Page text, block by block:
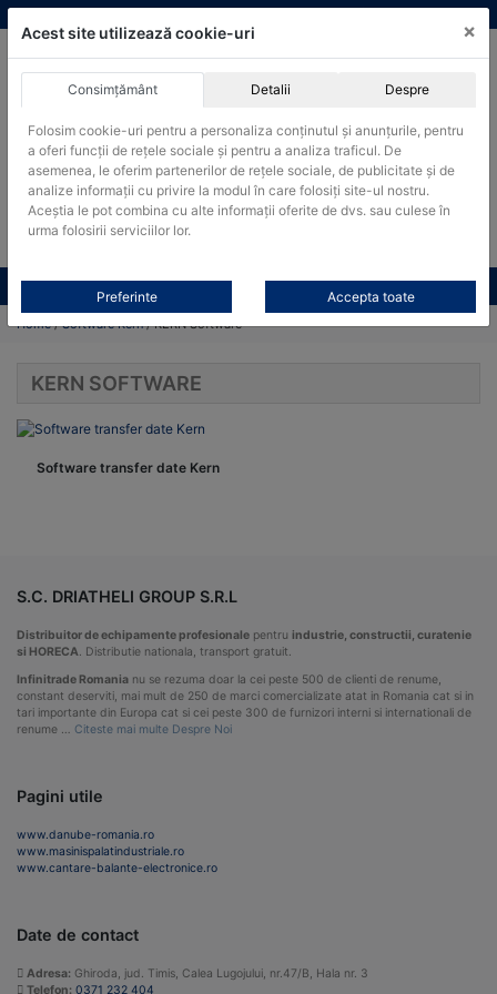
Skip
to
Produsele pot fi achizitionate si in sistemul SEAP / SICAP
Products
search
CAUTARE
Toate produsele CONTACT
Home/Software Kern/ KERN Software
KERN SOFTWARE
Software transfer date Kern
S.C. DRIATHELI GROUP S.R.L
Distribuitor de echipamente profesionale pentru industrie, constructii, curatenie
si HORECA. Distributie nationala, transport gratuit.
Infinitrade Romania nu se rezuma doar la cei peste 500 de clienti de renume,
constant deserviti, mai mult de 250 de marci comercializate atat in Romania cat si in
tari importante din Europa cat si cei peste 300 de furnizori interni si internationali de
renume … Citeste mai multe Despre Noi
Pagini utile
www.danube-romania.ro
www.masinispalatindustriale.ro
www.cantare-balante-electronice.ro
Date de contact
Adresa: Ghiroda, jud. Timis, Calea Lugojului, nr.47/B, Hala nr. 3
Telefon: 0371 232 404
Acest site utilizează cookie-uri ×
Consimțământ Detalii Despre
Folosim cookie-uri pentru a personaliza conținutul și anunțurile, pentru
a oferi funcții de rețele sociale și pentru a analiza traficul. De
asemenea, le oferim partenerilor de rețele sociale, de publicitate și de
analize informații cu privire la modul în care folosiți site-ul nostru.
Aceștia le pot combina cu alte informații oferite de dvs. sau culese în
urma folosirii serviciilor lor.
Preferinte Accepta toate